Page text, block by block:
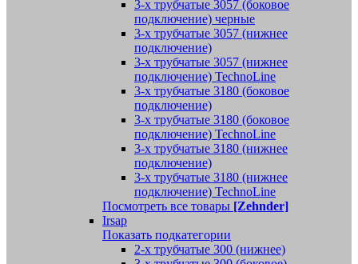
3-х трубчатые 3057 (боковое
подключение) черные
3-х трубчатые 3057 (нижнее
подключение)
3-х трубчатые 3057 (нижнее
подключение) TechnoLine
3-х трубчатые 3180 (боковое
подключение)
3-х трубчатые 3180 (боковое
подключение) TechnoLine
3-х трубчатые 3180 (нижнее
подключение)
3-х трубчатые 3180 (нижнее
подключение) TechnoLine
Посмотреть все товары [Zehnder]
Irsap
Показать подкатегории
2-х трубчатые 300 (нижнее)